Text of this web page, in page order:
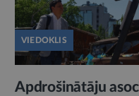
VIEDOKLIS
Apdrošinātāju